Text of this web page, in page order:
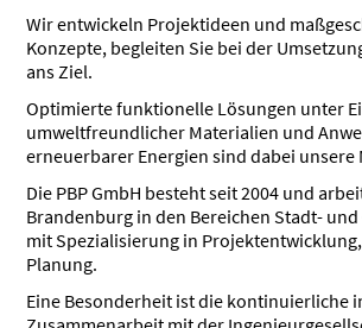
Wir entwickeln Projektideen und
Konzepte, begleiten Sie bei der
ans Ziel.
Optimierte funktionelle Lösungen unter
umweltfreundlicher Materialien und
erneuerbarer Energien sind dabei unsere
Die PBP GmbH besteht seit 2004 und
Brandenburg in den Bereichen Stadt-
mit Spezialisierung in
Planung.
Eine Besonderheit ist die kontinuierliche